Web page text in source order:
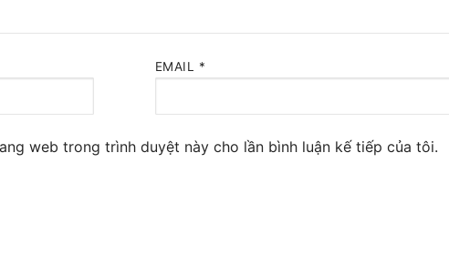
FXO VoIP Gateway
EMAIL *
web trong trình duyệt này cho lần bình luận kế tiếp của tôi.